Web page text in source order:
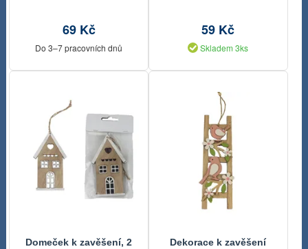
69 Kč
Do 3–7 pracovních dnů
59 Kč
Skladem 3ks
Domeček k zavěšení, 2
Dekorace k zavěšení